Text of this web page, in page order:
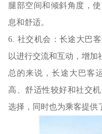
腿部空间和倾斜角度，
息和舒适。
6. 社交机会：长途大巴
以进行交流和互动，增加
总的来说，长途大巴客
高、舒适性较好和社交
选择，同时也为乘客提供